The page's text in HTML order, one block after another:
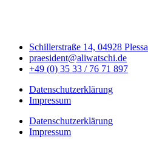
Schillerstraße 14, 04928 Plessa
praesident@aliwatschi.de
+49 (0) 35 33 / 76 71 897
Datenschutzerklärung
Impressum
Datenschutzerklärung
Impressum